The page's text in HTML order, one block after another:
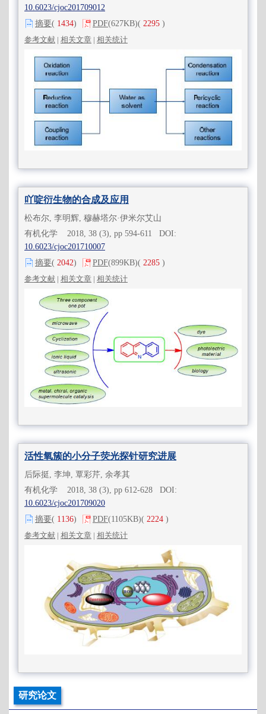
10.6023/cjoc201709012
摘要( 1434) PDF(627KB)( 2295 )
参考文献 | 相关文章 | 相关统计
吖啶衍生物的合成及应用
松布尔, 李明辉, 穆赫塔尔·伊米尔艾山
有机化学 2018, 38 (3), pp 594-611 DOI:
10.6023/cjoc201710007
摘要( 2042) PDF(899KB)( 2285 )
参考文献 | 相关文章 | 相关统计
活性氧簇的小分子荧光探针研究进展
后际挺, 李坤, 覃彩芹, 余孝其
有机化学 2018, 38 (3), pp 612-628 DOI:
10.6023/cjoc201709020
摘要( 1136) PDF(1105KB)( 2224 )
参考文献 | 相关文章 | 相关统计
研究论文